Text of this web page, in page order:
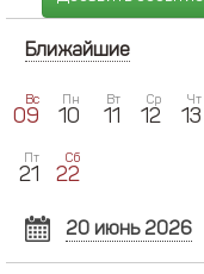
Ближайшие
Вс
09
Пн
10
Вт
11
Ср
12
Чт
13
Пт
21
Сб
22
20 июнь 2026